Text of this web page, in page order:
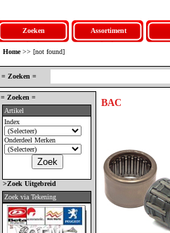
Zoeken Assortiment
Home>> [not found]
= Zoeken =
= Zoeken =
Artikel
Index
Onderdeel Merken
>Zoek Uitgebreid
Zoek via Tekening
BAC